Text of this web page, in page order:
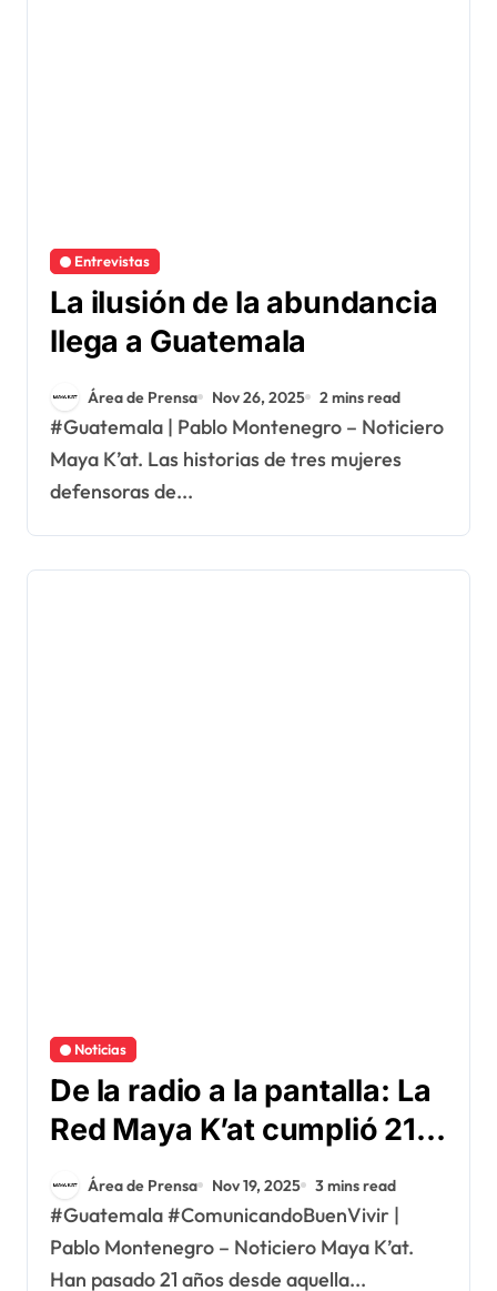
Entrevistas
La ilusión de la abundancia
llega a Guatemala
Área de Prensa Nov 26, 2025 2 mins read
#Guatemala | Pablo Montenegro – Noticiero
Maya K’at. Las historias de tres mujeres
defensoras de...
Noticias
De la radio a la pantalla: La
Red Maya K’at cumplió 21
añosÁrea de Prensa Nov 19, 2025 3 mins read
#Guatemala #ComunicandoBuenVivir |
Pablo Montenegro – Noticiero Maya K’at.
Han pasado 21 años desde aquella...